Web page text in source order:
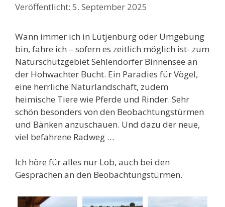
5. September 2025
Wann immer ich in Lütjenburg oder Umgebung
bin, fahre ich – sofern es zeitlich möglich ist- zum
Naturschutzgebiet Sehlendorfer Binnensee an
der Hohwachter Bucht. Ein Paradies für Vögel,
eine herrliche Naturlandschaft, zudem
heimische Tiere wie Pferde und Rinder. Sehr
schön besonders von den Beobachtungstürmen
und Bänken anzuschauen. Und dazu der neue,
viel befahrene Radweg …
Ich höre für alles nur Lob, auch bei den
Gesprächen an den Beobachtungstürmen.